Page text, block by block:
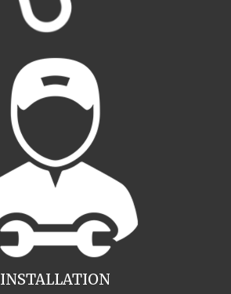
INSTALLATION